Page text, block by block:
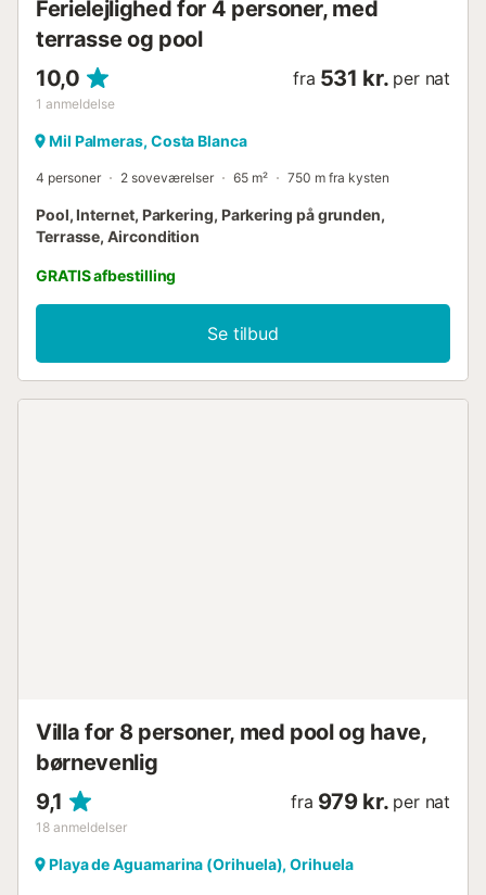
Ferielejlighed for 4 personer, med
terrasse og pool
10,0
1 anmeldelse
fra 531 kr. per nat
Mil Palmeras, Costa Blanca
4 personer 2 soveværelser 65 m² 750 m fra kysten
Pool, Internet, Parkering, Parkering på grunden,
Terrasse, Aircondition
GRATIS afbestilling
Se tilbud
Villa for 8 personer, med pool og have,
børnevenlig
9,1
18 anmeldelser
fra 979 kr. per nat
Playa de Aguamarina (Orihuela), Orihuela